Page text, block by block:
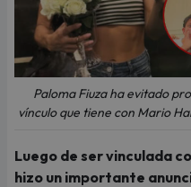
Paloma Fiuza ha evitado
vínculo que tiene con Mario
Luego de ser vinculada
hizo un importante